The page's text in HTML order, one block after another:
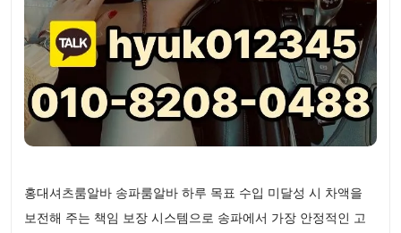
홍대셔츠룸알바 송파룸알바 하루 목표 수입 미달성 시 차액을
보전해 주는 책임 보장 시스템으로 송파에서 가장 안정적인 고